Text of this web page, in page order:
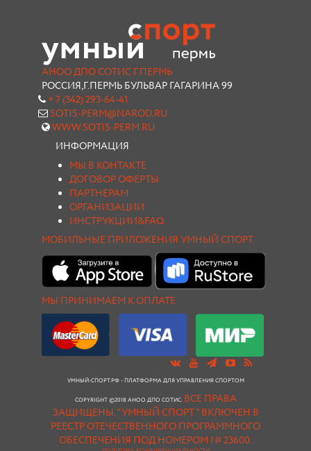
АНОО ДПО СОТИС Г.ПЕРМЬ
РОССИЯ,Г.ПЕРМЬ БУЛЬВАР ГАГАРИНА 99
+ 7 (342) 293-64-41
SOTIS-PERM@NAROD.RU
WWW.SOTIS-PERM.RU
ИНФОРМАЦИЯ
МЫ В КОНТАКТЕ
ДОГОВОР ОФЕРТЫ
ПАРТНЕРАМ
ОРГАНИЗАЦИИ
ИНСТРУКЦИИ&FAQ
МОБИЛЬНЫЕ ПРИЛОЖЕНИЯ УМНЫЙ СПОРТ
МЫ ПРИНИМАЕМ К ОПЛАТЕ
УМНЫЙ-СПОРТ.РФ - ПЛАТФОРМА ДЛЯ УПРАВЛЕНИЯ СПОРТОМ
COPYRIGHT ©2018 АНОО ДПО СОТИС. ВСЕ ПРАВА
ЗАЩИЩЕНЫ."УМНЫЙ СПОРТ " ВКЛЮЧЕН В
РЕЕСТР ОТЕЧЕСТВЕННОГО ПРОГРАММНОГО
ОБЕСПЕЧЕНИЯ ПОД НОМЕРОМ № 23600.